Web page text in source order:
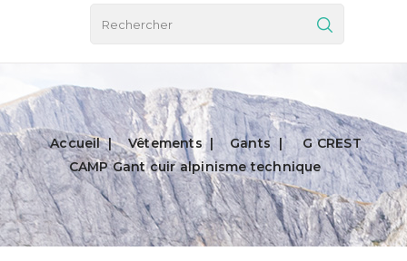
Accueil Vêtements Gants
G CREST
CAMP Gant cuir alpinisme technique